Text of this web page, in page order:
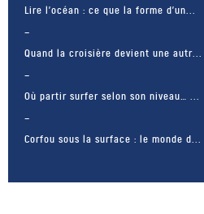
Lire l’océan : ce que la forme d’un...
Quand la croisière devient une autr...
Où partir surfer selon son niveau… ...
Corfou sous la surface : le monde d...